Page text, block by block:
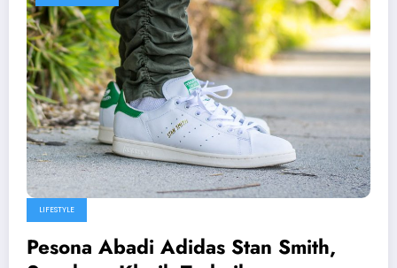
LIFESTYLE
Pesona Abadi Adidas Stan Smith,